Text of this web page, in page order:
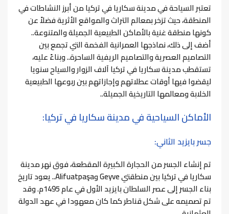
تعتبر السياحة في مدينة سكاريا في تركيا من أبرز النشاطات في
المنطقة، حيث تزخر بمعالم التراث والمواقع الأثرية فضلاً عن
كونها منطقة غنية بالأماكن الطبيعية الجميلة والمتنوعة..
أضف إلى ذلك، نماذجها العمرانية الفخمة التي تجمع بين
التصاميم العصرية والتصاميم الريفية الساحرة..وبناءً عليه،
تستقطب مدينة سكاريا في تركيا آلاف الزوار والسياح سنويا
ليقضوا فيها أوقات عطلاتهم وإجازاتهم بين ربوعها الطبيعية
الخلابة ومعالمها التاريخية الجميلة..
الأماكن السياحية في مدينة سكاريا في تركيا:
جسر بايزيد الثاني:
تم إنشاء الجسر من الحجارة الكبيرة المقطعة، فوق نهر مدينة
سكاريا في تركيا بين منطقتيGeyveوAlifuatpaşa
..يعود تاريخ
بناء الجسر إلى عصر السلطان بايزيد الأول في عام 1495م.
وقد
تم تصميمه على شكل قناطر كما كان معهودا في عهد الدولة